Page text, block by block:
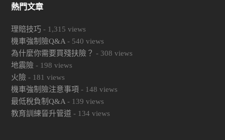
熱門文章
理賠技巧 - 1,315 views
機車強制險Q&A - 540 views
為什麼你需要買殘扶險？ - 308 views
地震險 - 198 views
火險 - 181 views
機車強制險注意事項 - 148 views
最低稅負制Q&A - 139 views
教育訓練晉升管道 - 134 views